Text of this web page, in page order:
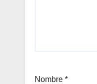
Nombre *